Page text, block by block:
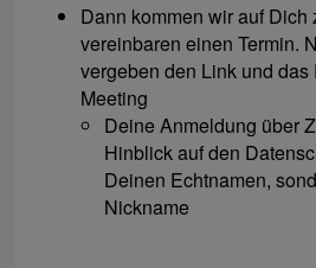
Dann kommen wir auf Dich
vereinbaren einen Termin.
vergeben den Link und das
Meeting
Deine Anmeldung über
Hinblick auf den
Deinen Echtnamen,
Nickname